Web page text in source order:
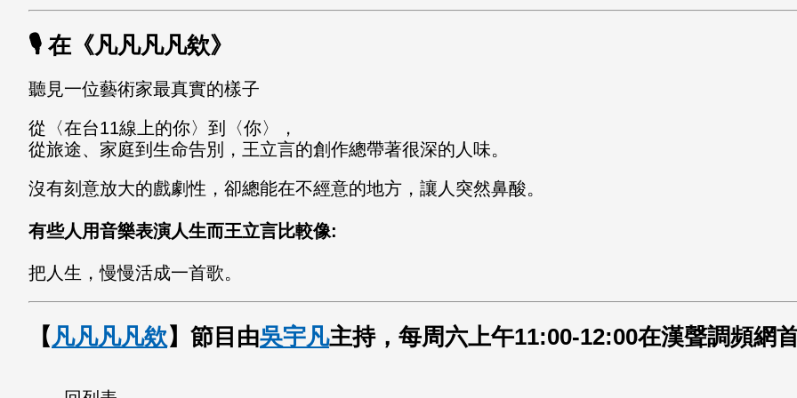
🎙️ 在《凡凡凡凡欸》
聽見一位藝術家最真實的樣子
從〈在台11線上的你〉到〈你〉，
從旅途、家庭到生命告別，王立言的創作總帶著很深的人味。
沒有刻意放大的戲劇性，卻總能在不經意的地方，讓人突然鼻酸。
有些人用音樂表演人生而王立言比較像:
把人生，慢慢活成一首歌。
【凡凡凡凡欸】節目由吳宇凡主持，每周六上午11:00-12:00在漢聲調頻網